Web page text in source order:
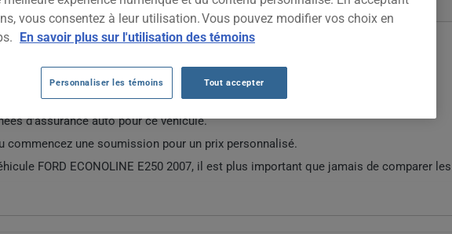
2007
FORD ECONOLINE E250 2007 DEPUIS 2022.
d'assurance auto pour ce véhicule.
commencez une soumission pour un prix personnalisé.
FORD ECONOLINE E250 2007, il est plus important que jamais de comparer
vous consentez à leur utilisation. Vous pouvez modifier vos choix en
En savoir plus sur l'utilisation des témoins
Personnaliser les témoins Tout accepter